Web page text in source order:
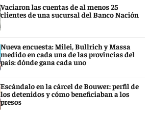
Vaciaron las cuentas de al menos 25
clientes de una sucursal del Banco Nación
Nueva encuesta: Milei, Bullrich y Massa
medido en cada una de las provincias del
país: dónde gana cada uno
Escándalo en la cárcel de Bouwer: perfil de
los detenidos y cómo beneficiaban a los
presos